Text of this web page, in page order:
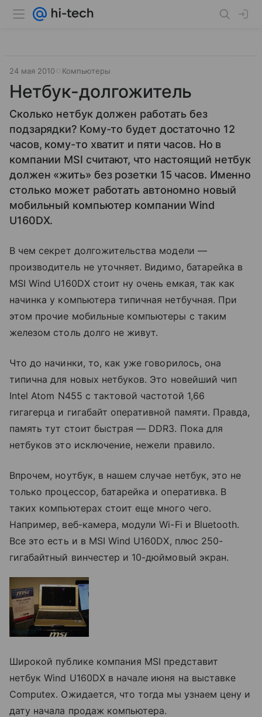
24 мая 2010 Компьютеры
Нетбук-долгожитель
Сколько нетбук должен работать без
подзарядки? Кому-то будет достаточно 12
часов, кому-то хватит и пяти часов. Но в
компании MSI считают, что настоящий нетбук
должен «жить» без розетки 15 часов. Именно
столько может работать автономно новый
мобильный компьютер компании Wind
U160DX.
В чем секрет долгожительства модели —
производитель не уточняет. Видимо, батарейка в
MSI Wind U160DX стоит ну очень емкая, так как
начинка у компьютера типичная нетбучная. При
этом прочие мобильные компьютеры с таким
железом столь долго не живут.
Что до начинки, то, как уже говорилось, она
типична для новых нетбуков. Это новейший чип
Intel Atom N455 с тактовой частотой 1,66
гигагерца и гигабайт оперативной памяти. Правда,
память тут стоит быстрая — DDR3. Пока для
нетбуков это исключение, нежели правило.
Впрочем, ноутбук, в нашем случае нетбук, это не
только процессор, батарейка и оперативка. В
таких компьютерах стоит еще много чего.
Например, веб-камера, модули Wi-Fi и Bluetooth.
Все это есть и в MSI Wind U160DX, плюс 250-
гигабайтный винчестер и 10-дюймовый экран.
Широкой публике компания MSI представит
нетбук Wind U160DX в начале июня на выставке
Computex. Ожидается, что тогда мы узнаем цену и
дату начала продаж компьютера.